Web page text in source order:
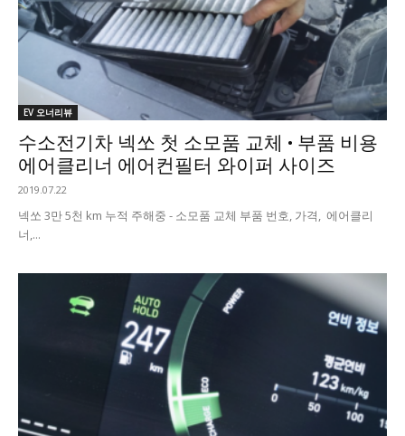
EV 오너리뷰
수소전기차 넥쏘 첫 소모품 교체 • 부품 비용
에어클리너 에어컨필터 와이퍼 사이즈
2019.07.22
넥쏘 3만 5천 km 누적 주해중 - 소모품 교체 부품 번호, 가격, 에어클리
너,...